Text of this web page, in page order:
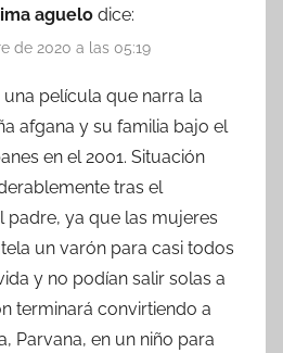
aguelo dice:
de 2020 a las 05:19
película que narra la
afgana y su familia bajo el
en el 2001. Situación
tras el
padre, ya que las mujeres
un varón para casi todos
y no podían salir solas a
terminará convirtiendo a
Parvana, en un niño para